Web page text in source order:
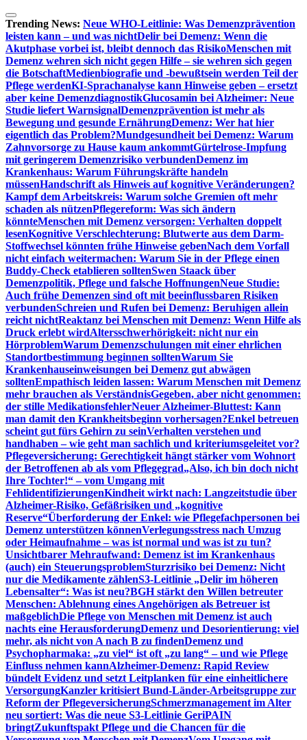
Zum
Inhalt
springen
Trending News: Neue WHO-Leitlinie: Was Demenzprävention
leisten kann – und was nichtDelir bei Demenz: Wenn die
Akutphase vorbei ist, bleibt dennoch das RisikoMenschen mit
Demenz wehren sich nicht gegen Hilfe – sie wehren sich gegen
die BotschaftMedienbiografie und -bewußtsein werden Teil der
Pflege werdenKI-Sprachanalyse kann Hinweise geben – ersetzt
aber keine DemenzdiagnostikGlucosamin bei Alzheimer: Neue
Studie liefert WarnsignalDemenzprävention ist mehr als
Bewegung und gesunde ErnährungDemenz: Wer hat hier
eigentlich das Problem?Mundgesundheit bei Demenz: Warum
Zahnvorsorge zu Hause kaum ankommtGürtelrose-Impfung
mit geringerem Demenzrisiko verbundenDemenz im
Krankenhaus: Warum Führungskräfte handeln
müssenHandschrift als Hinweis auf kognitive Veränderungen?
Kampf dem Arbeitskreis: Warum solche Gremien oft mehr
schaden als nützenPflegereform: Was sich ändern
könnteMenschen mit Demenz versorgen: Verhalten doppelt
lesenKognitive Verschlechterung: Blutwerte aus dem Darm-
Stoffwechsel könnten frühe Hinweise gebenNach dem Vorfall
nicht einfach weitermachen: Warum Sie in der Pflege einen
Buddy-Check etablieren solltenSwen Staack über
Demenzpolitik, Pflege und falsche HoffnungenNeue Studie:
Auch frühe Demenzen sind oft mit beeinflussbaren Risiken
verbundenSchreien und Rufen bei Demenz: Beruhigen allein
reicht nichtReaktanz bei Menschen mit Demenz: Wenn Hilfe als
Druck erlebt wirdAltersschwerhörigkeit: nicht nur ein
HörproblemWarum Demenzschulungen mit einer ehrlichen
Standortbestimmung beginnen solltenWarum Sie
Krankenhauseinweisungen bei Demenz gut abwägen
solltenEmpathisch leiden lassen: Warum Menschen mit Demenz
mehr brauchen als VerständnisGegeben, aber nicht genommen:
der stille MedikationsfehlerNeuer Alzheimer-Bluttest: Kann
man damit den Krankheitsbeginn vorhersagen?Enkel betreuen
scheint gut fürs Gehirn zu seinVerhalten verstehen und
handhaben – wie geht man sachlich und kriteriumsgeleitet vor?
Pflegeversicherung: Gerechtigkeit hängt stärker vom Wohnort
der Betroffenen ab als vom Pflegegrad„Also, ich bin doch nicht
Ihre Tochter!“ – vom Umgang mit
FehlidentifizierungenKindheit wirkt nach: Langzeitstudie über
Alzheimer-Risiko, Gefäßrisiken und „kognitive
Reserve“Überforderung der Enkel: wie Pflegefachpersonen bei
Demenz unterstützen könnenVerlegungsstress nach Umzug
oder Heimaufnahme – was ist normal und was ist zu tun?
Unsichtbarer Mehraufwand: Demenz ist im Krankenhaus
(auch) ein SteuerungsproblemSturzrisiko bei Demenz: Nicht
nur die Medikamente zählenS3-Leitlinie „Delir im höheren
Lebensalter“: Was ist neu?BGH stärkt den Willen betreuter
Menschen: Ablehnung eines Angehörigen als Betreuer ist
maßgeblichDie Pflege von Menschen mit Demenz ist auch
nachts eine HerausforderungDemenz und Desorientierung: viel
mehr, als nicht von A nach B zu findenDemenz und
Psychopharmaka: „zu viel“ ist oft „zu lang“ – und wie Pflege
Einfluss nehmen kannAlzheimer-Demenz: Rapid Review
bündelt Evidenz und setzt Leitplanken für eine einheitlichere
VersorgungKanzler kritisiert Bund-Länder-Arbeitsgruppe zur
Reform der PflegeversicherungSchmerzmanagement im Alter
neu sortiert: Was die neue S3-Leitlinie GeriPAIN
bringtZukunftspakt Pflege und die Chancen für die